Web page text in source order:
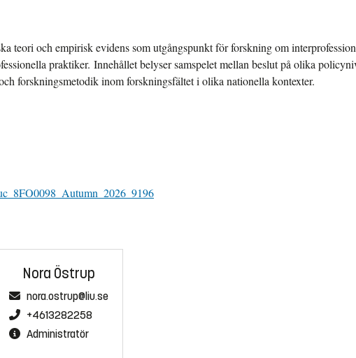
teori och empirisk evidens som utgångspunkt för forskning om
praktiker. Innehållet belyser samspelet mellan beslut på olika
forskningsmetodik inom forskningsfältet i olika nationella kontexter.
Nora Östrup
nora.ostrup@liu.se
+4613282258
Administratör